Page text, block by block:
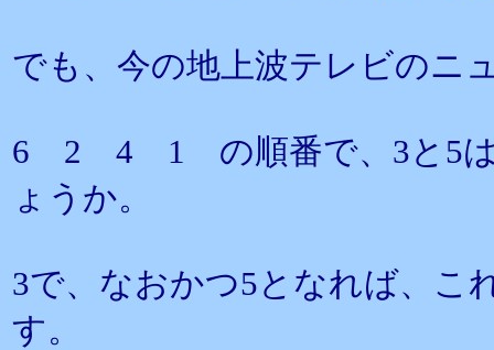
でも、今の地上波テレビのニ
6 2 4 1 の順番で、3と5は
ょうか。
3で、なおかつ5となれば、こ
す。